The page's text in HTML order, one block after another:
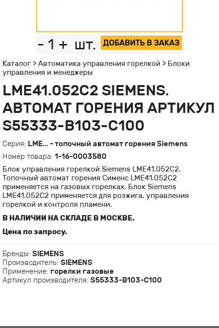
- 1 + шт. ДОБАВИТЬ В ЗАКАЗ
Каталог> Автоматика управления горелкой > Блоки
управления и менеджеры
LME41.052C2 SIEMENS.
АВТОМАТ ГОРЕНИЯ АРТИКУЛ
S55333-B103-C100
Серия: LME... - топочный автомат горения Siemens
Номер товара: 1-16-0003580
Блок управления горелкой Siemens LME41.052C2.
Топочный автомат горения Сименс LME41.052C2
применяется на газовых горелках. Блок Siemens
LME41.052C2 применяется для розжига, управления
горелкой и контроля пламени.
В НАЛИЧИИ НА СКЛАДЕ В МОСКВЕ.
Цена по запросу.
Бренды: SIEMENS
Производитель: SIEMENS
Применение: горелки газовые
Артикул производителя: S55333-B103-C100